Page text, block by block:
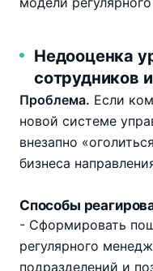
Недооценка
сотрудников
Проблема. Если
новой системе
внезапно
бизнеса
Способы
- Сформировать
регулярного
подразделений и